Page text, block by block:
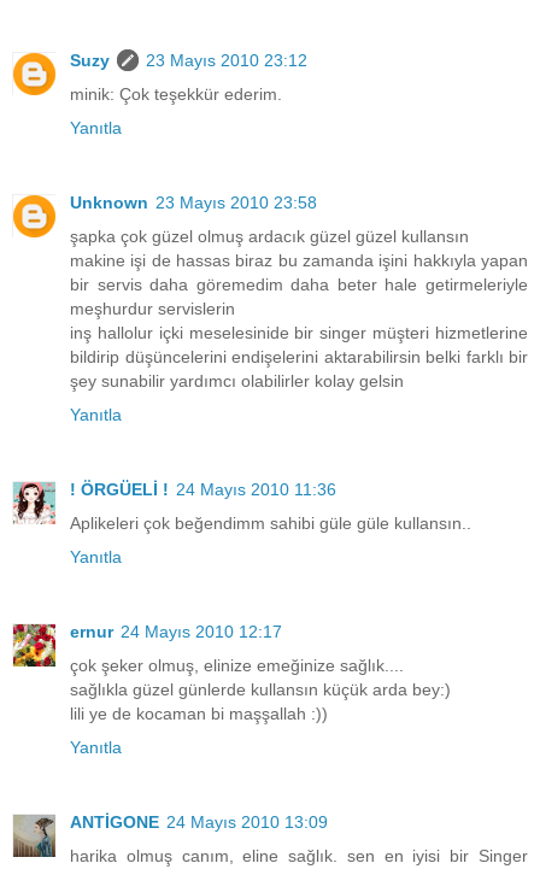
Suzy
23 Mayıs 2010 23:12
minik: Çok teşekkür ederim.
Yanıtla
Unknown 23 Mayıs 2010 23:58
şapka çok güzel olmuş ardacık güzel güzel kullansın
makine işi de hassas biraz bu zamanda işini hakkıyla yapan
bir servis daha göremedim daha beter hale getirmeleriyle
meşhurdur servislerin
inş hallolur içki meselesinide bir singer müşteri hizmetlerine
bildirip düşüncelerini endişelerini aktarabilirsin belki farklı bir
şey sunabilir yardımcı olabilirler kolay gelsin
Yanıtla
! ÖRGÜELİ ! 24 Mayıs 2010 11:36
Aplikeleri çok beğendimm sahibi güle güle kullansın..
Yanıtla
ernur 24 Mayıs 2010 12:17
çok şeker olmuş, elinize emeğinize sağlık....
sağlıkla güzel günlerde kullansın küçük arda bey:)
lili ye de kocaman bi maşşallah :))
Yanıtla
ANTİGONE 24 Mayıs 2010 13:09
harika olmuş canım, eline sağlık. sen en iyisi bir Singer